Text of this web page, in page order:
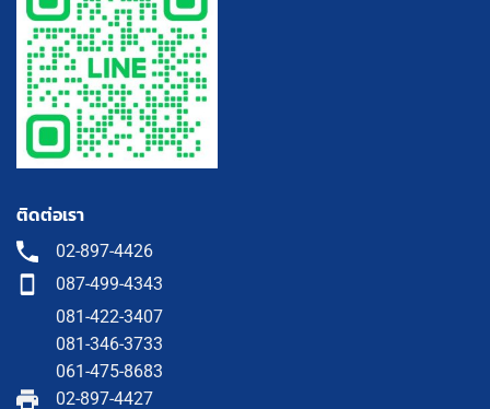
ติดต่อเรา
02-897-4426
087-499-4343
081-422-3407
081-346-3733
061-475-8683
02-897-4427